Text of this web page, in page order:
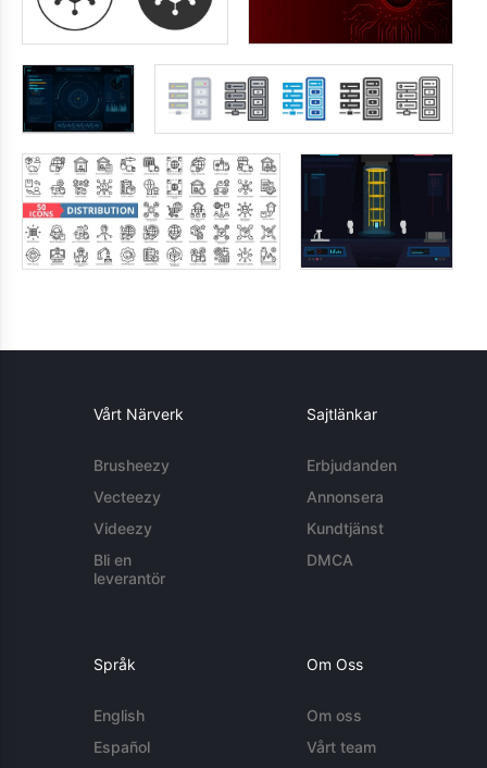
Vårt Närverk
Brusheezy
Vecteezy
Videezy
Bli en
leverantör
Sajtlänkar
Erbjudanden
Annonsera
Kundtjänst
DMCA
Språk
English
Español
Om Oss
Om oss
Vårt team